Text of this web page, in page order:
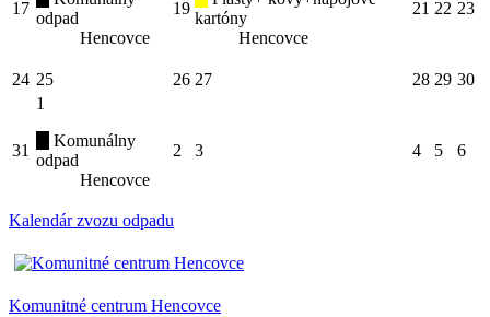
17
odpad
Hencovce
19
kartóny
Hencovce
21 22 23
24 25 26 27 28 29 30
31
1
Komunálny
odpad
Hencovce
2 3 4 5 6
Kalendár zvozu odpadu
Komunitné centrum Hencovce